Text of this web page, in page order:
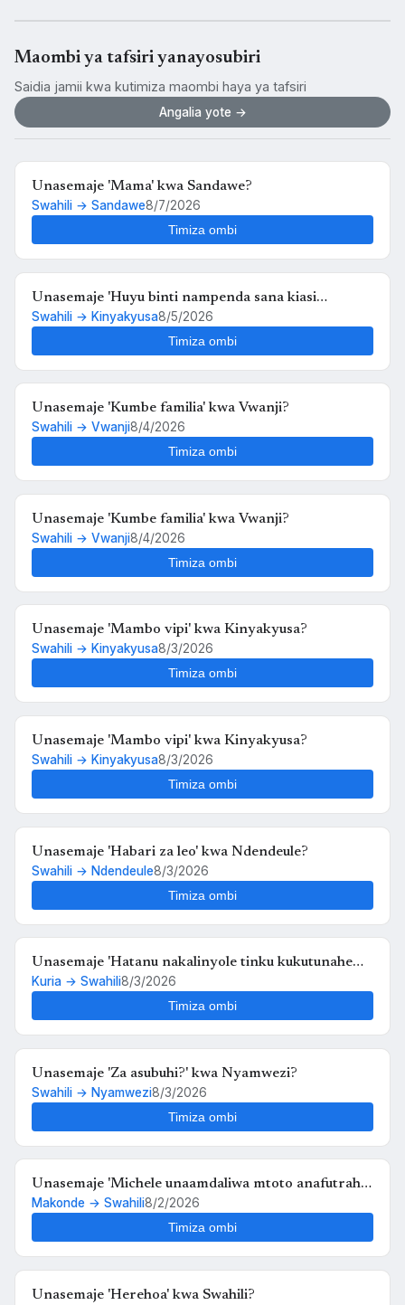
Maombi ya tafsiri yanayosubiri
Saidia jamii kwa kutimiza maombi haya ya tafsiri
Angalia yote →
Unasemaje 'Mama' kwa Sandawe?
Swahili → Sandawe8/7/2026
Timiza ombi
Unasemaje 'Huyu binti nampenda sana kiasi
kwamba nikimuona tu nahisi kuchanganyikiwa' kwa
Swahili → Kinyakyusa8/5/2026
Timiza ombi
Unasemaje 'Kumbe familia' kwa Vwanji?
Swahili → Vwanji8/4/2026
Timiza ombi
Unasemaje 'Kumbe familia' kwa Vwanji?
Swahili → Vwanji8/4/2026
Timiza ombi
Unasemaje 'Mambo vipi' kwa Kinyakyusa?
Swahili → Kinyakyusa8/3/2026
Timiza ombi
Unasemaje 'Mambo vipi' kwa Kinyakyusa?
Swahili → Kinyakyusa8/3/2026
Timiza ombi
Unasemaje 'Habari za leo' kwa Ndendeule?
Swahili → Ndendeule8/3/2026
Timiza ombi
Unasemaje 'Hatanu nakalinyole tinku kukutunahe
mula uche kunyankya mute' kwa Swahili?
Kuria → Swahili8/3/2026
Timiza ombi
Unasemaje 'Za asubuhi?' kwa Nyamwezi?
Swahili → Nyamwezi8/3/2026
Timiza ombi
Unasemaje 'Michele unaamdaliwa mtoto anafutrahia'
kwa Swahili?
Makonde → Swahili8/2/2026
Timiza ombi
Unasemaje 'Herehoa' kwa Swahili?